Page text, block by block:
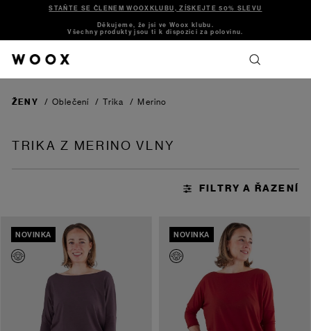
STAŇTE SE ČLENEM WOOXKLUBU, ZÍSKEJTE 50% SLEVU
Děkujeme, že jsi ve Woox klubu.
Všechny produkty jsou ti k dispozici za polovinu.
ŽENY / Oblečení / Trika / Merino
TRIKA Z MERINO VLNY
NOVINKA NOVINKA